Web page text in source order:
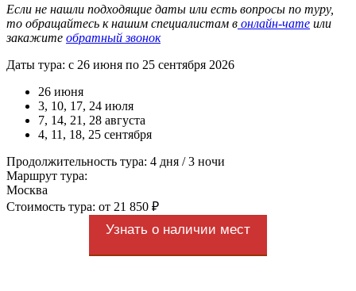
Если не нашли подходящие даты или есть вопросы по туру,
то обращайтесь к нашим специалистам в онлайн-чате или
закажите обратный звонок
Даты тура: с 26 июня по 25 сентября 2026
26 июня
3, 10, 17, 24 июля
7, 14, 21, 28 августа
4, 11, 18, 25 сентября
Продолжительность тура: 4 дня / 3 ночи
Маршрут тура:
Москва
Стоимость тура: от 21 850 ₽
Узнать о наличии мест